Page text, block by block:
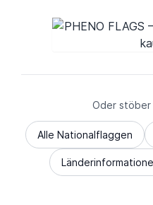
Oder stöber
Alle Nationalflaggen